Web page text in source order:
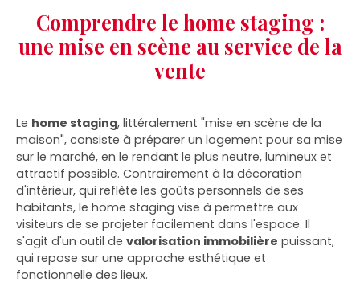
Comprendre le home staging :
une mise en scène au service de la
vente
Le home staging, littéralement "mise en scène de la
maison", consiste à préparer un logement pour sa mise
sur le marché, en le rendant le plus neutre, lumineux et
attractif possible. Contrairement à la décoration
d'intérieur, qui reflète les goûts personnels de ses
habitants, le home staging vise à permettre aux
visiteurs de se projeter facilement dans l'espace. Il
s'agit d'un outil de valorisation immobilière puissant,
qui repose sur une approche esthétique et
fonctionnelle des lieux.